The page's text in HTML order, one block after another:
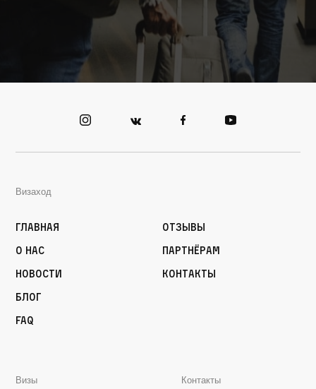
Визаход
Главная
О нас
Новости
Блог
FAQ
Отзывы
Партнёрам
Контакты
Визы Контакты